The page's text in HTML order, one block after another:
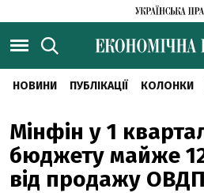
НОВИНИ ПУБЛІКАЦІЇ КОЛОНКИ
Мінфін у 1
бюджету майже
від продажу ОВДП